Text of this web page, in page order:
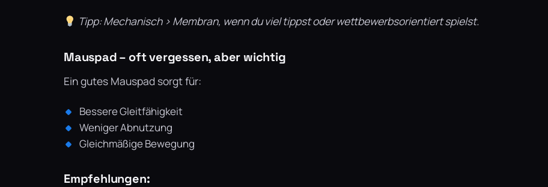
Tipp: Mechanisch > Membran, wenn du viel tippst oder wettbewerbsorientiert spielst.
Mauspad – oft vergessen, aber wichtig
Ein gutes Mauspad sorgt für:
Bessere Gleitfähigkeit
Weniger Abnutzung
Gleichmäßige Bewegung
Empfehlungen: